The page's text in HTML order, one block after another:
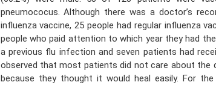
pneumococus. Although there was a doctor’s
influenza vaccine, 25 people had regular influenza
people who paid attention to which year they had
a previous flu infection and seven patients had
observed that most patients did not care about the
because they thought it would heal easily. For